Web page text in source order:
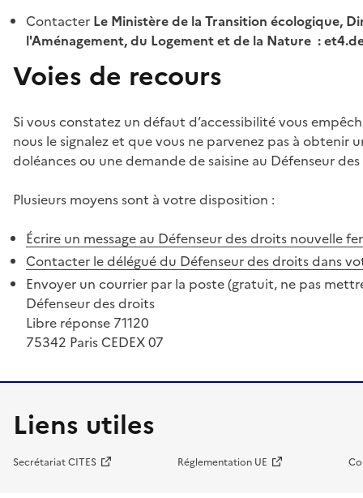
Contacter Le Ministère de la Transition écologique,
l'Aménagement, du Logement et de la Nature :
Voies de recours
Si vous constatez un défaut d’accessibilité vous
nous le signalez et que vous ne parvenez pas à
doléances ou une demande de saisine au Défenseur
Plusieurs moyens sont à votre disposition :
Écrire un message au Défenseur des droits nouvelle
Contacter le délégué du Défenseur des droits dans
Envoyer un courrier par la poste (gratuit, ne pas
Défenseur des droits
Libre réponse 71120
75342 Paris CEDEX 07
Liens utiles
Secrétariat CITES Réglementation UE